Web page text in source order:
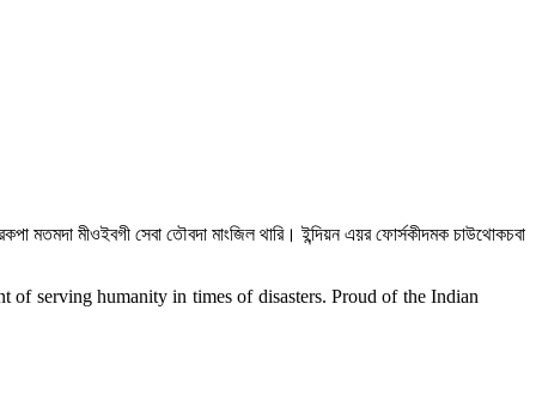
মতমদা মীওইবগী সেবা তৌবদা মাংজিল থারি। ইন্দিয়ন এয়র ফোর্সকীদমক চাউথোকচবা
of serving humanity in times of disasters. Proud of the Indian